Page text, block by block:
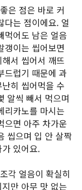
은 점은 바로 커
다는 점이에요. 얼
먹어도 남은 얼음
갱이는 씹어보면
서 씹어서 깨뜨
드럽기 때문에 과
히 씹어먹을 수
알씩 빼서 먹으며
리카노를 마시는
으면 아주 차가운
씹으며 입 안 살짝
있어요.
각 얼음이 확실히
만 아무 맛 없는